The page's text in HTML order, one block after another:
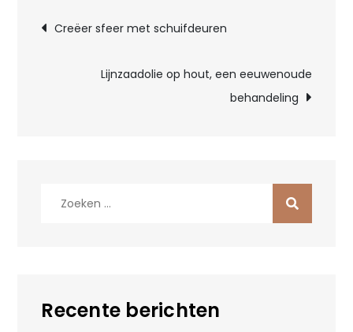
Bericht
navigatie
Creëer sfeer met schuifdeuren
Lijnzaadolie op hout, een eeuwenoude
behandeling
Recente berichten